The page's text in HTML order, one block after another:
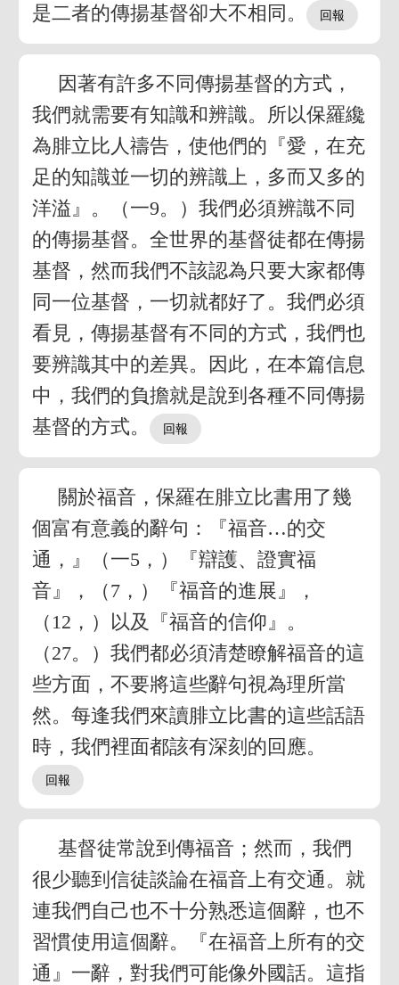
是二者的傳揚基督卻大不相同。
因著有許多不同傳揚基督的方式，
我們就需要有知識和辨識。所以保羅纔
為腓立比人禱告，使他們的『愛，在充
足的知識並一切的辨識上，多而又多的
洋溢』。（一9。）我們必須辨識不同
的傳揚基督。全世界的基督徒都在傳揚
基督，然而我們不該認為只要大家都傳
同一位基督，一切就都好了。我們必須
看見，傳揚基督有不同的方式，我們也
要辨識其中的差異。因此，在本篇信息
中，我們的負擔就是說到各種不同傳揚
基督的方式。
關於福音，保羅在腓立比書用了幾
個富有意義的辭句：『福音…的交
通，』（一5，）『辯護、證實福
音』，（7，）『福音的進展』，
（12，）以及『福音的信仰』。
（27。）我們都必須清楚瞭解福音的這
些方面，不要將這些辭句視為理所當
然。每逢我們來讀腓立比書的這些話語
時，我們裡面都該有深刻的回應。
基督徒常說到傳福音；然而，我們
很少聽到信徒談論在福音上有交通。就
連我們自己也不十分熟悉這個辭，也不
習慣使用這個辭。『在福音上所有的交
通』一辭，對我們可能像外國話。這指